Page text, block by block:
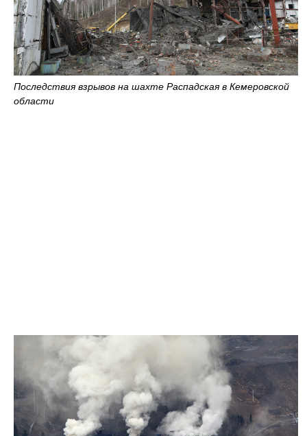
Последствия взрывов на шахте Распадская в Кемеровской
области